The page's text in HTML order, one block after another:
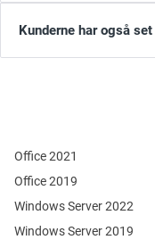
Kunderne har også set
Office 2021
Office 2019
Windows Server 2022
Windows Server 2019